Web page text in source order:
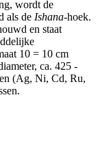
wordt de
als de Ishana-hoek.
en staat
10 = 10 cm
ca. 425 -
(Ag, Ni, Cd, Ru,